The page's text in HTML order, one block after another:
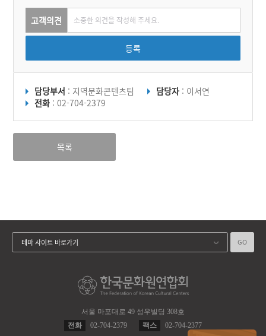
고객의견
등록
담당부서 : 지역문화콘텐츠팀 담당자 : 이서연
전화 : 02-704-2379
목록
서울 마포대로 49 성우빌딩 308호
전화
02-704-2379 팩스 02-704-2377
테마 사이트 바로가기 GO